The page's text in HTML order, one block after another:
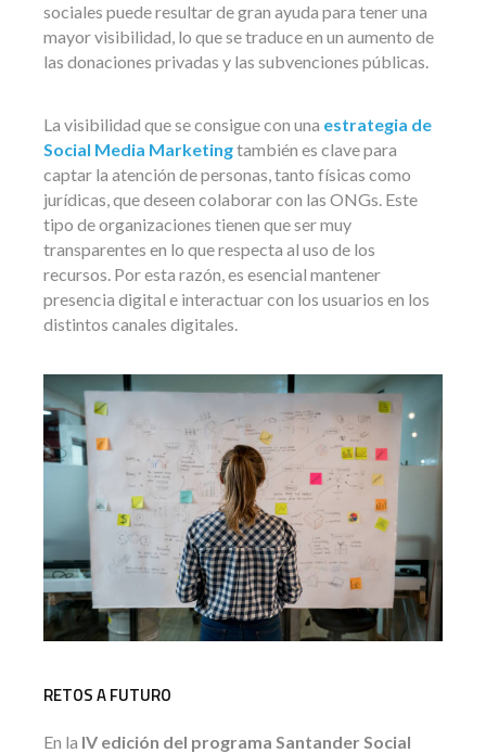
sociales puede resultar de gran ayuda para tener una
mayor visibilidad, lo que se traduce en un aumento de
las donaciones privadas y las subvenciones públicas.
La visibilidad que se consigue con una estrategia de
Social Media Marketingtambién es clave para
captar la atención de personas, tanto físicas como
jurídicas, que deseen colaborar con las ONGs. Este
tipo de organizaciones tienen que ser muy
transparentes en lo que respecta al uso de los
recursos. Por esta razón, es esencial mantener
presencia digital e interactuar con los usuarios en los
distintos canales digitales.
RETOS A FUTURO
En la IV edición del programa Santander Social